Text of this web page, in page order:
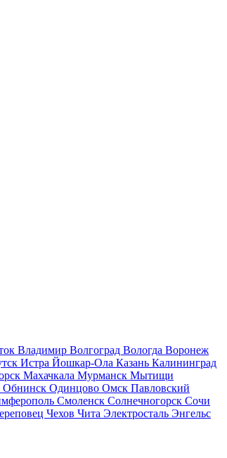
Владимир Волгоград Вологда Воронеж
Истра Йошкар-Ола Казань Калининград
Махачкала Мурманск Мытищи
Обнинск Одинцово Омск Павловский
Смоленск Солнечногорск Сочи
Чехов Чита Электросталь Энгельс